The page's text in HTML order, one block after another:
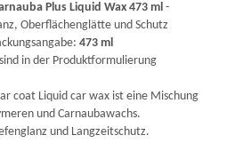
Plus Liquid Wax 473 ml -
Oberflächenglätte und Schutz
473 ml
in der Produktformulierung
coat Liquid car wax ist eine Mischung
und Carnaubawachs.
und Langzeitschutz.